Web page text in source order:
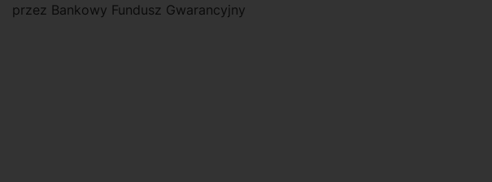
przez Bankowy Fundusz Gwarancyjny